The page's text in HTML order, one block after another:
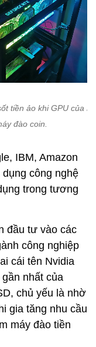
tiền ảo khi GPU của
đào coin.
IBM, Amazon
công nghệ
trong tương
đầu tư vào các
công nghiệp
cái tên Nvidia
nhất của
chủ yếu là nhờ
gia tăng nhu cầu
máy đào tiền